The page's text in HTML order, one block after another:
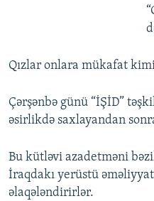
Qızlar onlara mükafat
Çərşənbə günü “İŞİD”
əsirlikdə saxlayandan
Bu kütləvi azadetməni
İraqdakı yerüstü
əlaqələndirirlər.